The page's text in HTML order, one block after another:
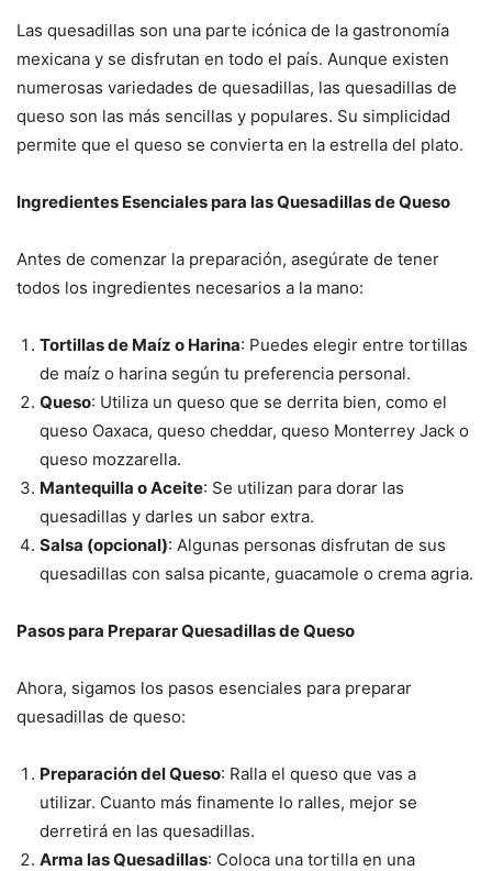
Las quesadillas son una parte icónica de la gastronomía
mexicana y se disfrutan en todo el país. Aunque existen
numerosas variedades de quesadillas, las quesadillas de
queso son las más sencillas y populares. Su simplicidad
permite que el queso se convierta en la estrella del plato.
Ingredientes Esenciales para las Quesadillas de Queso
Antes de comenzar la preparación, asegúrate de tener
todos los ingredientes necesarios a la mano:
Tortillas de Maíz o Harina: Puedes elegir entre tortillas
de maíz o harina según tu preferencia personal.
Queso: Utiliza un queso que se derrita bien, como el
queso Oaxaca, queso cheddar, queso Monterrey Jack o
queso mozzarella.
Mantequilla o Aceite: Se utilizan para dorar las
quesadillas y darles un sabor extra.
Salsa (opcional): Algunas personas disfrutan de sus
quesadillas con salsa picante, guacamole o crema agria.
Pasos para Preparar Quesadillas de Queso
Ahora, sigamos los pasos esenciales para preparar
quesadillas de queso:
Preparación del Queso: Ralla el queso que vas a
utilizar. Cuanto más finamente lo ralles, mejor se
derretirá en las quesadillas.
Arma las Quesadillas: Coloca una tortilla en una